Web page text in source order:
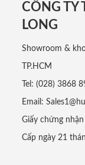
CÔNG TY
LONG
Showroom &
TP.HCM
Tel: (028) 3868
Email:
Giấy chứng
Cấp ngày 21